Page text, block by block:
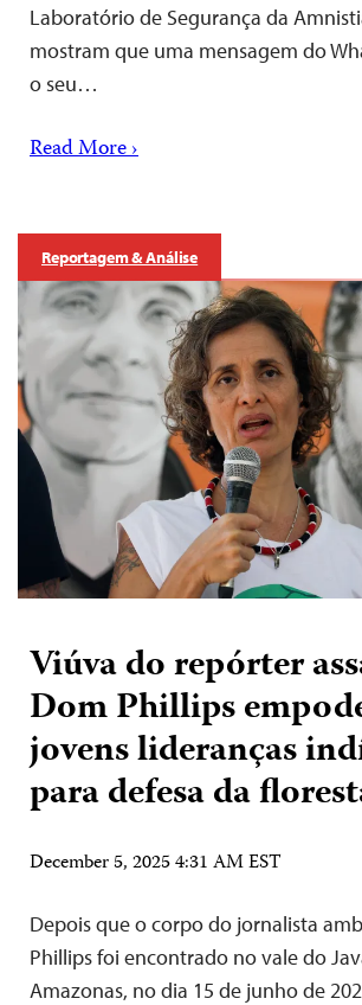
Laboratório de Segurança da
mostram que uma mensagem do
o seu…
Read More ›
Reportagem & Análise
Viúva do repórter
Dom Phillips
jovens lideranças
para defesa da
December 5, 2025 4:31 AM EST
Depois que o corpo do jornalista
Phillips foi encontrado no vale do
Amazonas, no dia 15 de junho de